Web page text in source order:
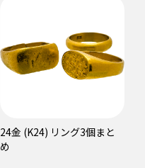
24金 (K24) リング3個まと
め